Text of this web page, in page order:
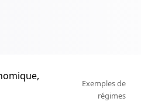
Exemples de
régimes